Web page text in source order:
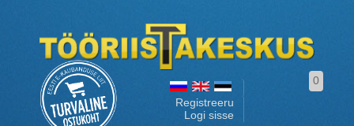
Registreeru
Logi sisse
0